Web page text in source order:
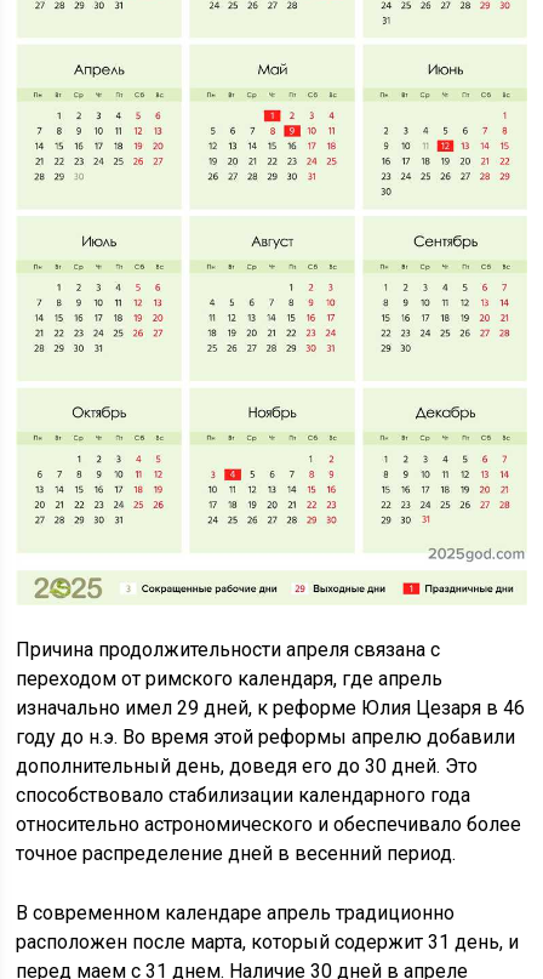
Причина продолжительности апреля связана с
переходом от римского календаря, где апрель
изначально имел 29 дней, к реформе Юлия Цезаря в 46
году до н.э. Во время этой реформы апрелю добавили
дополнительный день, доведя его до 30 дней. Это
способствовало стабилизации календарного года
относительно астрономического и обеспечивало более
точное распределение дней в весенний период.
В современном календаре апрель традиционно
расположен после марта, который содержит 31 день, и
перед маем с 31 днем. Наличие 30 дней в апреле